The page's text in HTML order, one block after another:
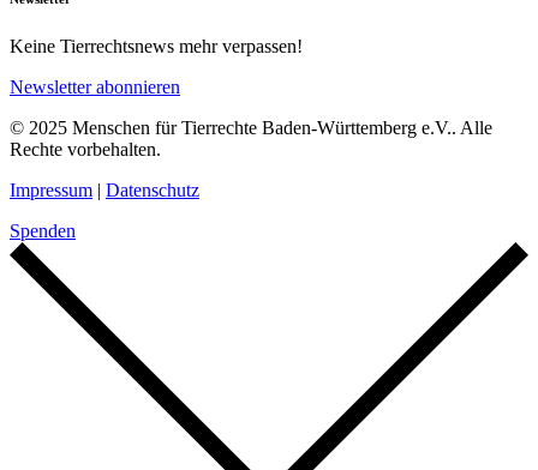
Keine Tierrechtsnews mehr verpassen!
Newsletter abonnieren
© 2025 Menschen für Tierrechte Baden-Württemberg e.V.. Alle
Rechte vorbehalten.
Impressum | Datenschutz
Spenden